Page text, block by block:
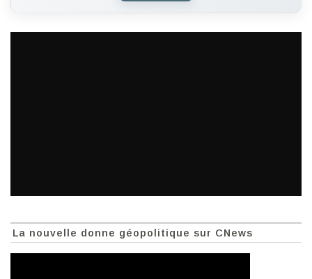
La nouvelle donne géopolitique sur CNews